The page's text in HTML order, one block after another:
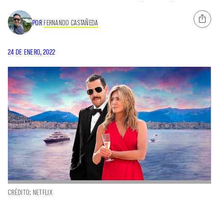
POR FERNANDO CASTAÑEDA
24 DE ENERO, 2022
CRÉDITO: NETFLIX